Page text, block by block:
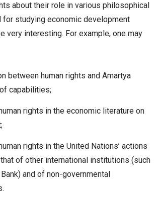
about their role in various philosophical
for studying economic development
very interesting. For example, one may
between human rights and Amartya
capabilities;
rights in the economic literature on
rights in the United Nations’ actions
of other international institutions (such
and of non-governmental